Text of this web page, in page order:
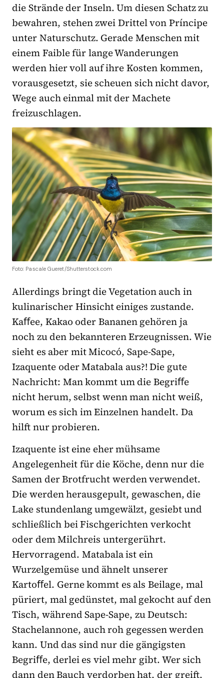
die Strände der Inseln. Um diesen Schatz zu
bewahren, stehen zwei Drittel von Príncipe
unter Naturschutz. Gerade Menschen mit
einem Faible für lange Wanderungen
werden hier voll auf ihre Kosten kommen,
vorausgesetzt, sie scheuen sich nicht davor,
Wege auch einmal mit der Machete
freizuschlagen.
Foto: Pascale Gueret/Shutterstock.com
Allerdings bringt die Vegetation auch in
kulinarischer Hinsicht einiges zustande.
Kaﬀee, Kakao oder Bananen gehören ja
noch zu den bekannteren Erzeugnissen. Wie
sieht es aber mit Micocó, Sape-Sape,
Izaquente oder Matabala aus?! Die gute
Nachricht: Man kommt um die Begriﬀe
nicht herum, selbst wenn man nicht weiß,
worum es sich im Einzelnen handelt. Da
hilft nur probieren.
Izaquente ist eine eher mühsame
Angelegenheit für die Köche, denn nur die
Samen der Brotfrucht werden verwendet.
Die werden herausgepult, gewaschen, die
Lake stundenlang umgewälzt, gesiebt und
schließlich bei Fischgerichten verkocht
oder dem Milchreis untergerührt.
Hervorragend. Matabala ist ein
Wurzelgemüse und ähnelt unserer
Kartoﬀel. Gerne kommt es als Beilage, mal
püriert, mal gedünstet, mal gekocht auf den
Tisch, während Sape-Sape, zu Deutsch:
Stachelannone, auch roh gegessen werden
kann. Und das sind nur die gängigsten
Begriﬀe, derlei es viel mehr gibt. Wer sich
dann den Bauch verdorben hat, der greift,